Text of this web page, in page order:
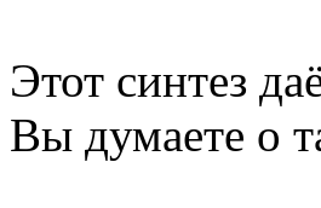
Этот синтез
Вы думаете о